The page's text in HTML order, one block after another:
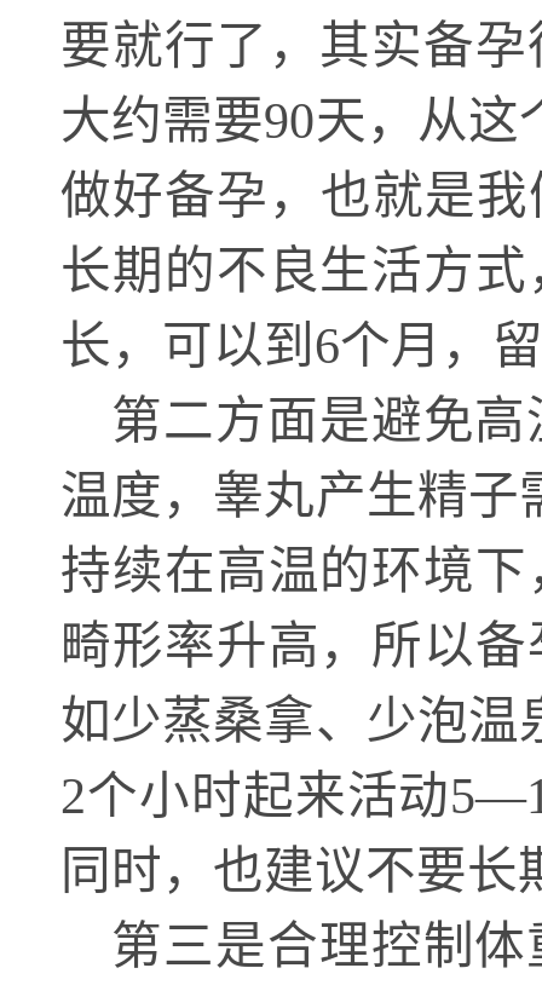
要就行了，其实备
大约需要90天，从这
做好备孕，也就是
长期的不良生活方
长，可以到6个月，
第二方面是避免
温度，睾丸产生精子
持续在高温的环境
畸形率升高，所以
如少蒸桑拿、少泡
2个小时起来活动
同时，也建议不要
第三是合理控制